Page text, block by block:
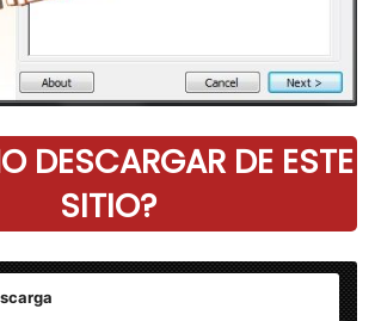
DESCARGAR DE ESTE
SITIO?